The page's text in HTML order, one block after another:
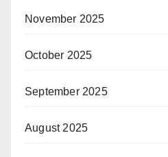
November 2025
October 2025
September 2025
August 2025